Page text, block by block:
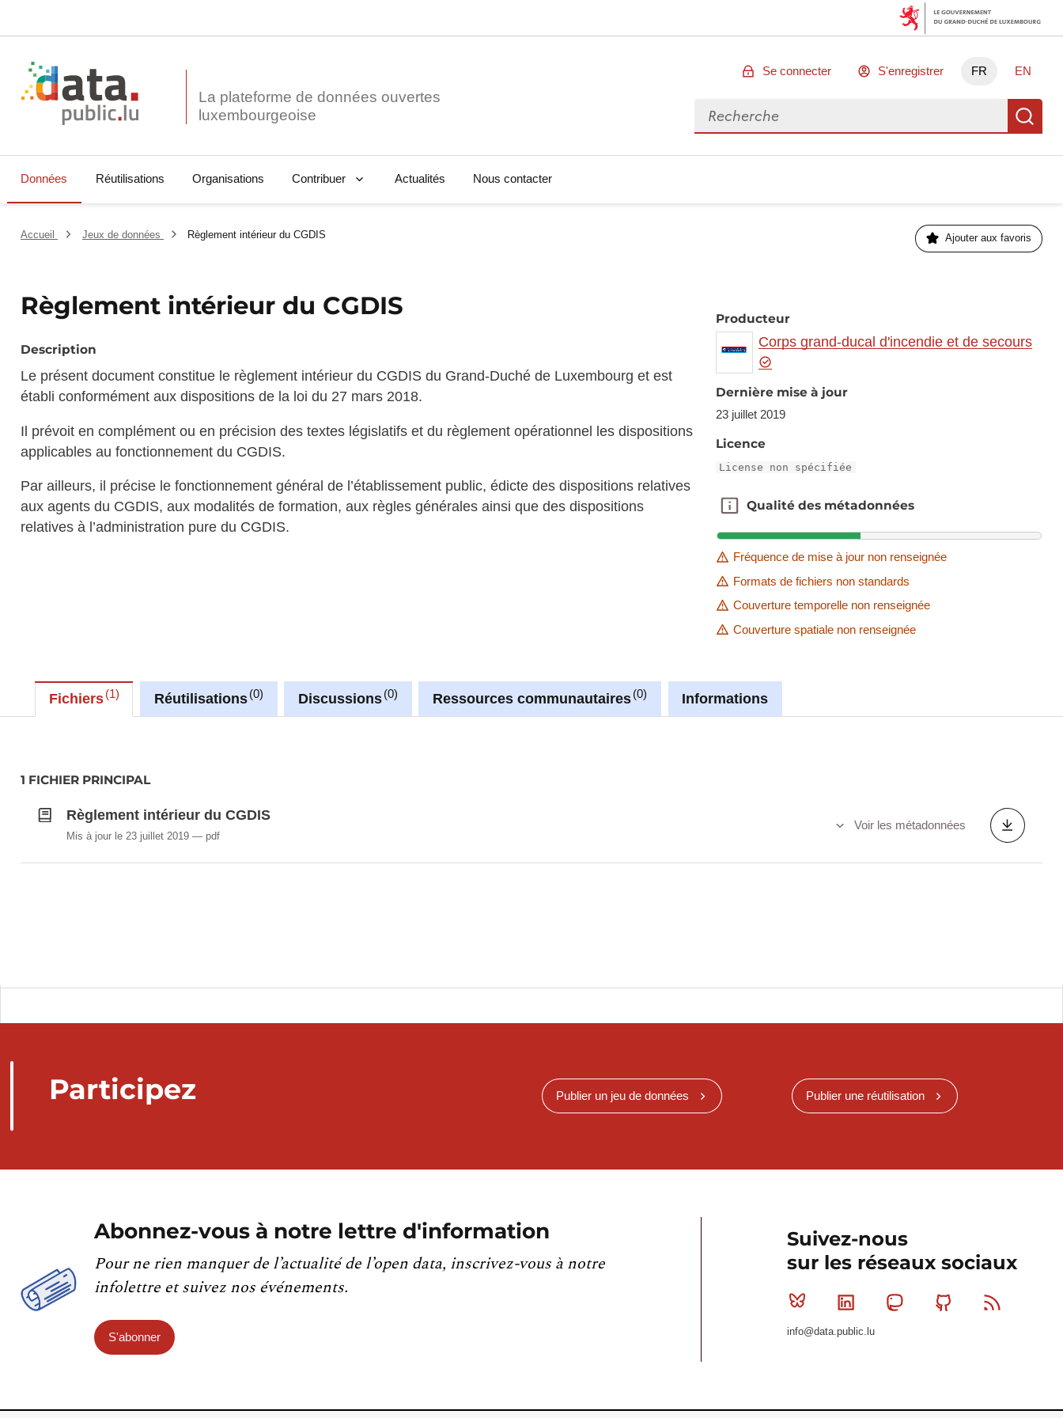
La plateforme de données ouvertes
Se connecter S'enregistrer FR EN
Rechercher des données
Données Réutilisations Organisations Contribuer Actualités Nous contacter
Accueil Jeux de données Règlement intérieur du CGDIS Ajouter aux favoris
Règlement intérieur du CGDIS
Description
Le présent document constitue le règlement intérieur du CGDIS du Grand-Duché de Luxembourg et est
établi conformément aux dispositions de la loi du 27 mars 2018.
Il prévoit en complément ou en précision des textes législatifs et du règlement opérationnel les dispositions
applicables au fonctionnement du CGDIS.
Par ailleurs, il précise le fonctionnement général de l’établissement public, édicte des dispositions relatives
aux agents du CGDIS, aux modalités de formation, aux règles générales ainsi que des dispositions
relatives à l’administration pure du CGDIS.
Producteur
Corps grand-ducal d'incendie et de secours
Dernière mise à jour
23 juillet 2019
Licence
License non spécifiée
Qualité des métadonnées
Qualité des métadonnées
Fréquence de mise à jour non renseignée
Formats de fichiers non standards
Couverture temporelle non renseignée
Couverture spatiale non renseignée
Fichiers 1 Réutilisations 0 Discussions 0 Ressources communautaires 0 Informations
1 FICHIER PRINCIPAL
Règlement intérieur du CGDIS
Mis à jour le 23 juillet 2019 pdf
Voir les métadonnées
Participez Publier un jeu de données Publier une réutilisation
Abonnez-vous à notre lettre d'information
Pour ne rien manquer de l’actualité de l’open data, inscrivez-vous à notre
infolettre et suivez nos événements.
S'abonner
Suivez-nous
sur les réseaux sociaux
Bluesky Linkedin MastodonGithub
info@data.public.lu